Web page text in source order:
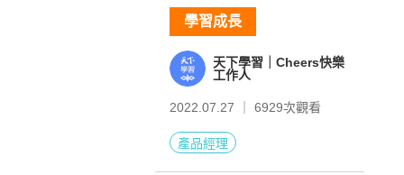
學習成長
天下學習｜Cheers快樂
工作人
2022.07.27 ｜ 6929次觀看
產品經理